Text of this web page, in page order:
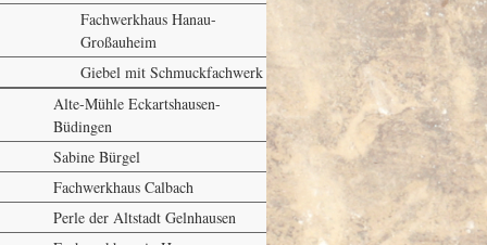
Fachwerkhaus Hanau-
Großauheim
Giebel mit Schmuckfachwerk
Alte-Mühle Eckartshausen-
Büdingen
Sabine Bürgel
Fachwerkhaus Calbach
Perle der Altstadt Gelnhausen